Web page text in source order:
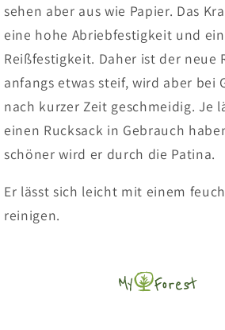
sehen aber aus wie Papier. Das
eine hohe Abriebfestigkeit und
Reißfestigkeit. Daher ist der neue
anfangs etwas steif, wird aber bei
nach kurzer Zeit geschmeidig. Je
einen Rucksack in Gebrauch
schöner wird er durch die Patina.
Er lässt sich leicht mit einem
reinigen.